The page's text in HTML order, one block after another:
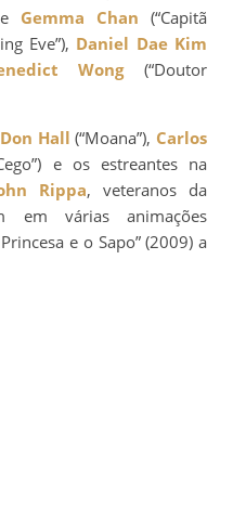
Gemma Chan (“Capitã
Eve”), Daniel Dae Kim
Wong(“Doutor
Don Hall (“Moana”), Carlos
e os estreantes na
Rippa, veteranos da
em várias animações
e o Sapo” (2009) a